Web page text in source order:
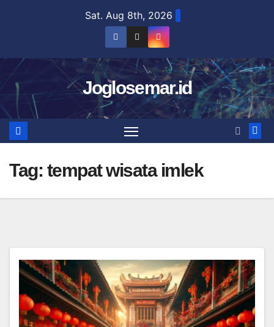
Sat. Aug 8th, 2026
Joglosemar.id
Tag: tempat wisata imlek